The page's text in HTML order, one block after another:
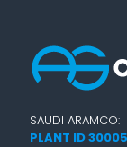
SAUDI ARAMCO:
PLANT ID